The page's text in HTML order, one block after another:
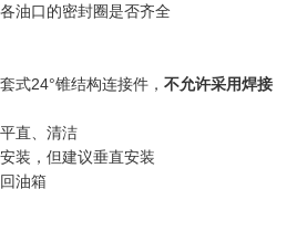
各油口的密封圈是否齐全
式24°锥结构连接件， 不允许采用焊接
直、清洁
装，但建议垂直安装
油箱